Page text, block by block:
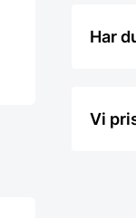
Har
Vi